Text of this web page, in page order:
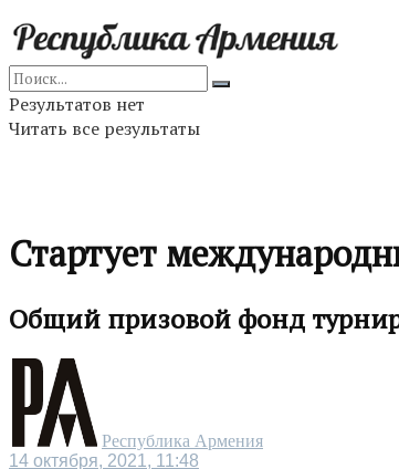
Результатов нет
Читать все результаты
Стартует
Общий призовой фонд
Республика Армения
14 октября, 2021, 11:48